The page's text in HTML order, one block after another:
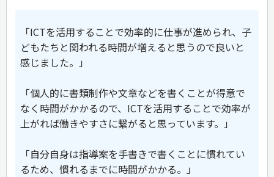
「ICTを活用することで効率的に仕事が進められ、子
どもたちと関われる時間が増えると思うので良いと
感じました。」
「個人的に書類制作や文章などを書くことが得意で
なく時間がかかるので、ICTを活用することで効率が
上がれば働きやすさに繋がると思っています。」
「自分自身は指導案を手書きで書くことに慣れてい
るため、慣れるまでに時間がかかる。」